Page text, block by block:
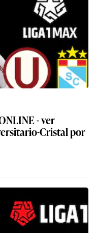
- ver
Cristal por